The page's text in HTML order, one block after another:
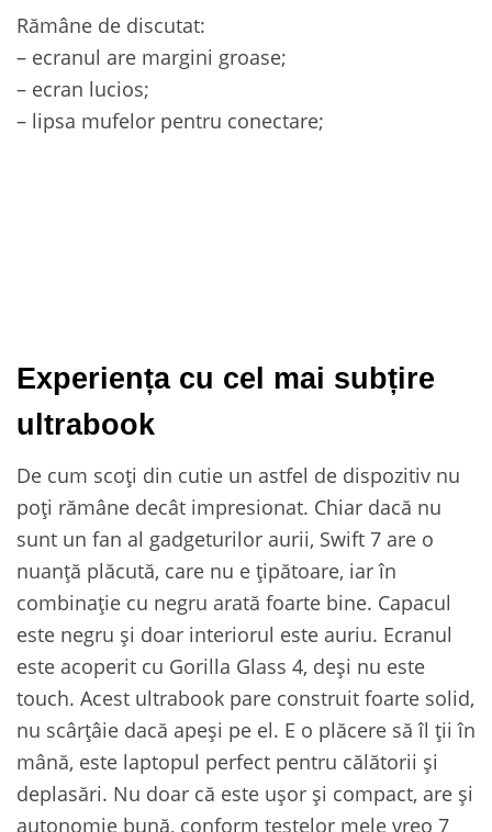
Rămâne de discutat:
– ecranul are margini groase;
– ecran lucios;
– lipsa mufelor pentru conectare;
Experiența cu cel mai subțire
ultrabook
De cum scoți din cutie un astfel de dispozitiv nu
poți rămâne decât impresionat. Chiar dacă nu
sunt un fan al gadgeturilor aurii, Swift 7 are o
nuanță plăcută, care nu e țipătoare, iar în
combinație cu negru arată foarte bine. Capacul
este negru și doar interiorul este auriu. Ecranul
este acoperit cu Gorilla Glass 4, deși nu este
touch. Acest ultrabook pare construit foarte solid,
nu scârțâie dacă apeși pe el. E o plăcere să îl ții în
mână, este laptopul perfect pentru călătorii și
deplasări. Nu doar că este ușor și compact, are și
autonomie bună, conform testelor mele vreo 7